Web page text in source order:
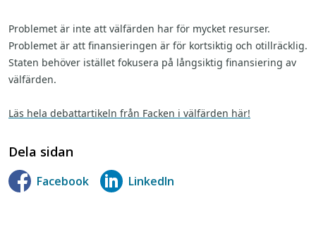
Problemet är inte att välfärden har för mycket resurser.
Problemet är att finansieringen är för kortsiktig och otillräcklig.
Staten behöver istället fokusera på långsiktig finansiering av
välfärden.
Läs hela debattartikeln från Facken i välfärden här!
Dela sidan
Facebook LinkedIn